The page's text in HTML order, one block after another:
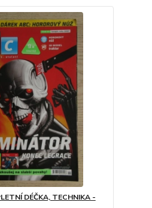
DÉČKA, TECHNIKA -